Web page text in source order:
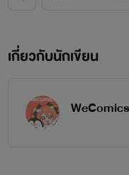
เกี่ยวกับนักเขียน